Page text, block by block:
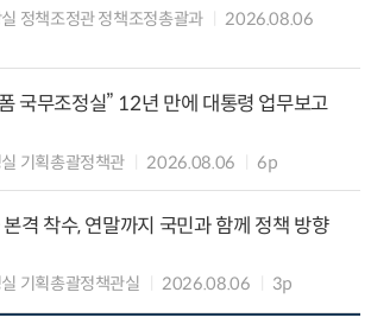
정책조정관 정책조정총괄과
2026.08.06
국무조정실” 12년 만에 대통령 업무보고
기획총괄정책관 2026.08.06 6p
격 착수, 연말까지 국민과 함께 정책 방향
기획총괄정책관실 2026.08.06 3p